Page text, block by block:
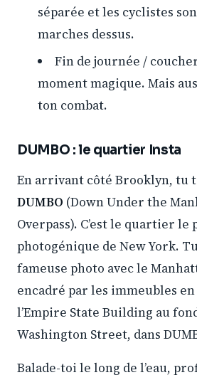
séparée et les cyclistes
marches dessus.
Fin de journée /
moment magique. Mais
ton combat.
DUMBO : le quartier Insta
En arrivant côté Brooklyn, tu
DUMBO (Down Under the
Overpass). C’est le quartier le
photogénique de New York.
fameuse photo avec le
encadré par les immeubles
l’Empire State Building au fond
Washington Street, dans
Balade-toi le long de l’eau,